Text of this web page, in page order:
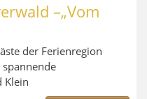
–„Vom
der Ferienregion
Klein